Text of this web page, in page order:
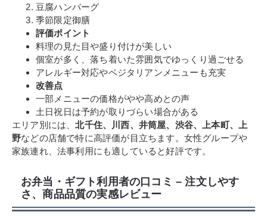
豆腐ハンバーグ
季節限定御膳
評価ポイント
料理の見た目や盛り付けが美しい
個室が多く、落ち着いた雰囲気でゆっくり過ごせる
アレルギー対応やベジタリアンメニューも充実
改善点
一部メニューの価格がやや高めとの声
土日祝日は予約が取りづらい場合がある
エリア別には、北千住、川西、井筒屋、渋谷、上本町、上
野などの店舗で特に高評価が目立ちます。女性グループや
家族連れ、法事利用にも適していると好評です。
お弁当・ギフト利用者の口コミ – 注文しやす
さ、商品品質の実感レビュー